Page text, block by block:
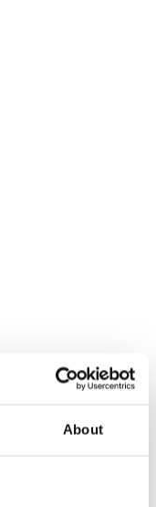
About